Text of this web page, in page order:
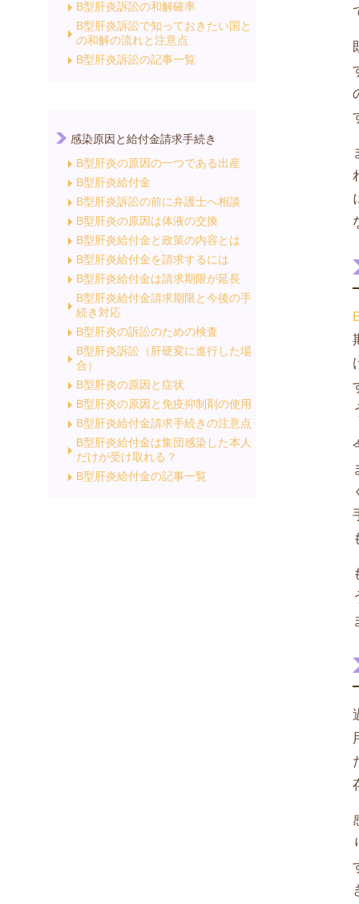
B型肝炎訴訟の和解確率
B型肝炎訴訟で知っておきたい国と
の和解の流れと注意点
B型肝炎訴訟の記事一覧
感染原因と給付金請求手続き
B型肝炎の原因の一つである出産
B型肝炎給付金
B型肝炎訴訟の前に弁護士へ相談
B型肝炎の原因は体液の交換
B型肝炎給付金と政策の内容とは
B型肝炎給付金を請求するには
B型肝炎給付金は請求期限が延長
B型肝炎給付金請求期限と今後の手
続き対応
B型肝炎の訴訟のための検査
B型肝炎訴訟（肝硬変に進行した場
合）
B型肝炎の原因と症状
B型肝炎の原因と免疫抑制剤の使用
B型肝炎給付金請求手続きの注意点
B型肝炎給付金は集団感染した本人
だけが受け取れる？
B型肝炎給付金の記事一覧